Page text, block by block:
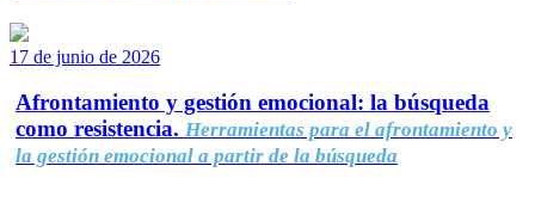
17 de junio de 2026
Afrontamiento y gestión emocional: la búsqueda
como resistencia. Herramientas para el afrontamiento y
la gestión emocional a partir de la búsqueda